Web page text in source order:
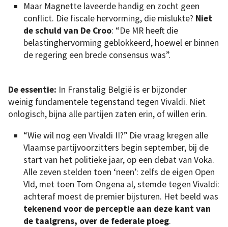
Maar Magnette laveerde handig en zocht geen
conflict. Die fiscale hervorming, die mislukte? Niet
de schuld van De Croo: “De MR heeft die
belastinghervorming geblokkeerd, hoewel er binnen
de regering een brede consensus was”.
De essentie: In Franstalig België is er bijzonder
weinig fundamentele tegenstand tegen Vivaldi. Niet
onlogisch, bijna alle partijen zaten erin, of willen erin.
“Wie wil nog een Vivaldi II?” Die vraag kregen alle
Vlaamse partijvoorzitters begin september, bij de
start van het politieke jaar, op een debat van Voka.
Alle zeven stelden toen ‘neen’: zelfs de eigen Open
Vld, met toen Tom Ongena al, stemde tegen Vivaldi:
achteraf moest de premier bijsturen. Het beeld was
tekenend voor de perceptie aan deze kant van
de taalgrens, over de federale ploeg.